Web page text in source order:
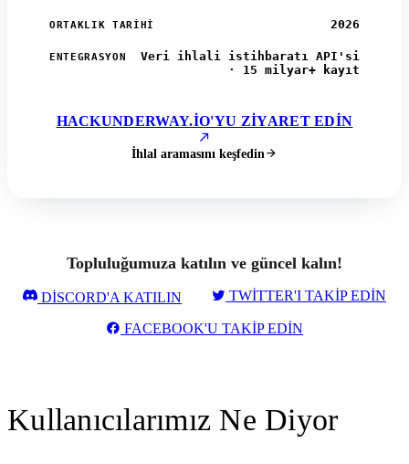
ORTAKLIK TARIHI 2026
ENTEGRASYON
Veri ihlali istihbaratı API'si
· 15 milyar+ kayıt
HACKUNDERWAY.IO'YU ZIYARET EDIN
İhlal aramasını keşfedin
Topluluğumuza katılın ve güncel kalın!
DISCORD'A KATILIN TWITTER'I TAKIP EDIN
FACEBOOK'U TAKIP EDIN
Kullanıcılarımız Ne Diyor